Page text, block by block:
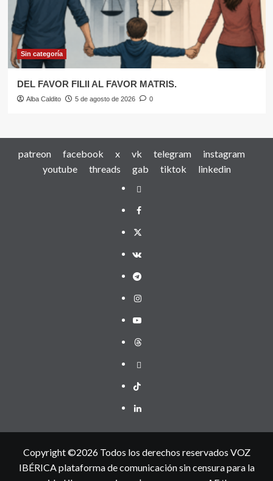
Sin categoría
DEL FAVOR FILII AL FAVOR MATRIS.
Alba Caldito 5 de agosto de 2026 0
patreon facebook x vk telegram
instagram
youtube
threads gab tiktok linkedin
patreon
facebook
x
vk
telegram
instagram
youtube
threads
gab
tiktok
linkedin
Copyright ©2026 Todos los derechos reservados VOZ
IBÉRICA plataforma de comunicación sin censura para la